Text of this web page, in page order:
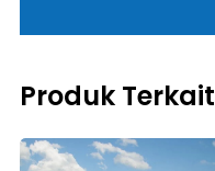
Produk Terkait